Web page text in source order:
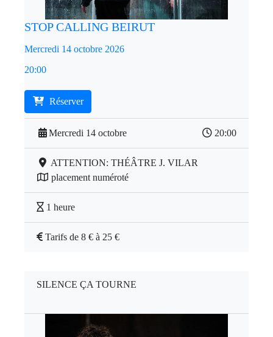
STOP CALLING BEIRUT
Mercredi 14 octobre 2026
20:00
Réserver
Mercredi 14 octobre 20:00
ATTENTION: THÉÂTRE J. VILAR
placement numéroté
1 heure
Tarifs de 8 € à 25 €
SILENCE ÇA TOURNE